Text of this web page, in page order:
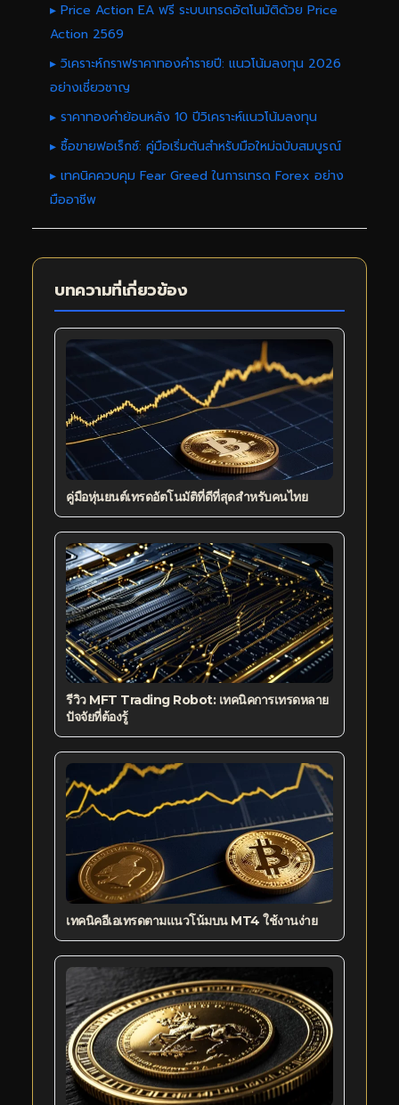
▸ Price Action EA ฟรี ระบบเทรดอัตโนมัติด้วย Price
Action 2569
▸ วิเคราะห์กราฟราคาทองคำรายปี: แนวโน้มลงทุน 2026
อย่างเชี่ยวชาญ
▸ ราคาทองคำย้อนหลัง 10 ปีวิเคราะห์แนวโน้มลงทุน
▸ ซื้อขายฟอเร็กซ์: คู่มือเริ่มต้นสำหรับมือใหม่ฉบับสมบูรณ์
▸ เทคนิคควบคุม Fear Greed ในการเทรด Forex อย่าง
มืออาชีพ
บทความที่เกี่ยวข้อง
คู่มือหุ่นยนต์เทรดอัตโนมัติที่ดีที่สุดสำหรับคนไทย
รีวิว MFT Trading Robot: เทคนิคการเทรดหลาย
ปัจจัยที่ต้องรู้
เทคนิคอีเอเทรดตามแนวโน้มบน MT4 ใช้งานง่าย